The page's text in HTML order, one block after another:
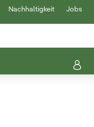
Nachhaltigkeit Jobs